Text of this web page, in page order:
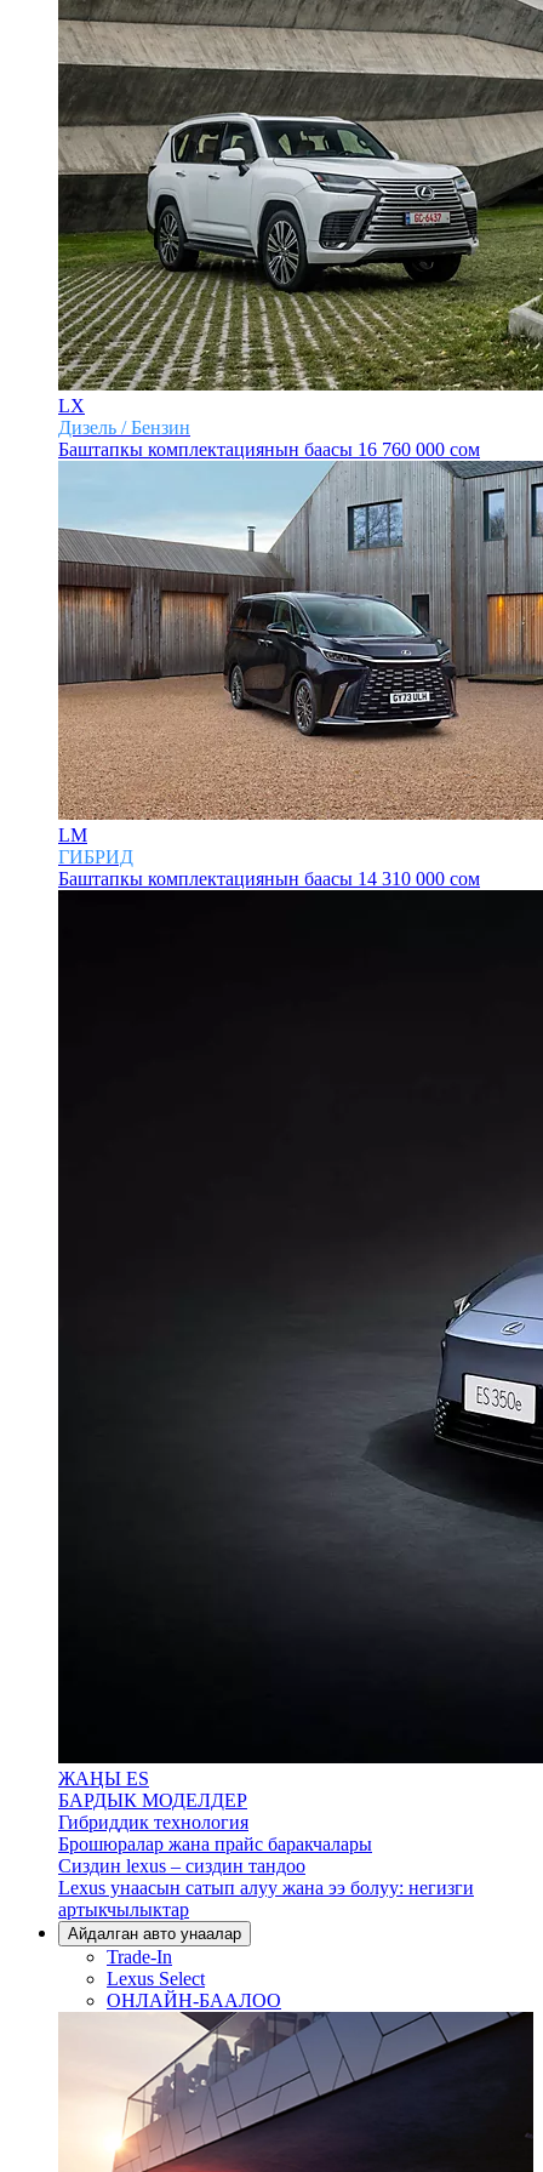
LX
Дизель / Бензин
Баштапкы комплектациянын баасы 16 760 000 сом
LM
ГИБРИД
Баштапкы комплектациянын баасы 14 310 000 сом
ЖАҢЫ ES
БАРДЫК МОДЕЛДЕР
Гибриддик технология
Брошюралар жана прайс баракчалары
Сиздин lexus – сиздин тандоо
Lexus унаасын сатып алуу жана ээ болуу: негизги
артыкчылыктар
Айдалган авто унаалар
Trade-In
Lexus Select
ОНЛАЙН-БААЛОО